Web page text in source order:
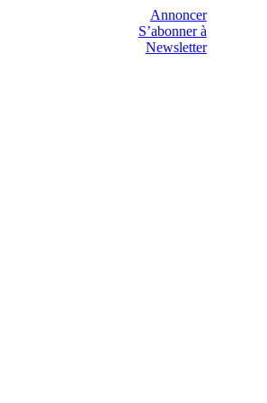
Annoncer
S’abonner à
Newsletter